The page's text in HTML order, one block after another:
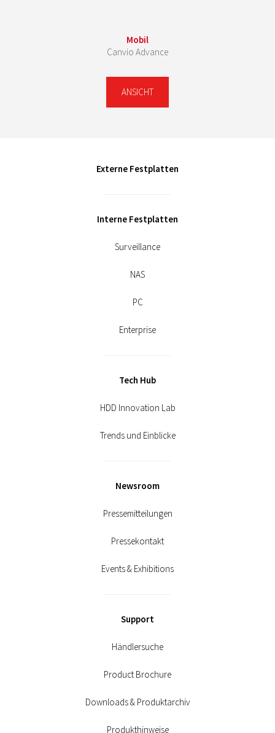
Mobil
Canvio Advance
ANSICHT
Externe Festplatten
Interne Festplatten
Surveillance
NAS
PC
Enterprise
Tech Hub
HDD Innovation Lab
Trends und Einblicke
Newsroom
Pressemitteilungen
Pressekontakt
Events & Exhibitions
Support
Händlersuche
Product Brochure
Downloads & Produktarchiv
Produkthinweise